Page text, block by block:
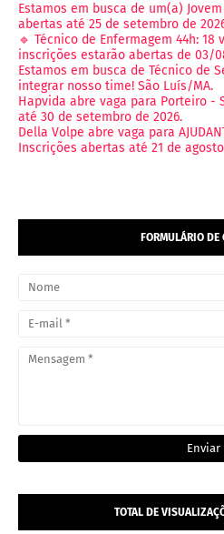
Estamos em busca de um(a)
abertas até 25 de setembro de
🔹 Técnico de Enfermagem 44h: 18
inscrições estarão abertas de 03/
Estamos em busca de Técnico de
integrar nosso time! São Luís/MA.
Hapvida abre vaga para Porteiro -
até 30 de setembro de 2026.
Della Volpe abre vaga para
Inscrições abertas até 21 de
FORMULÁRIO DE
TOTAL DE